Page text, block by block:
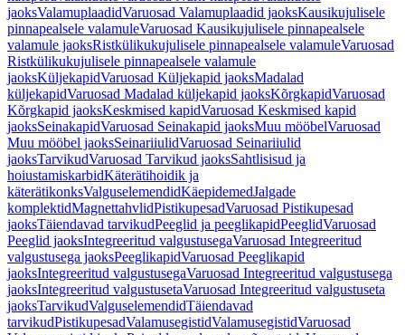
jaoksValamuplaadidVaruosad Valamuplaadid jaoksKausikujulisele
pinnapealsele valamuleVaruosad Kausikujulisele pinnapealsele
valamule jaoksRistkülikukujulisele pinnapealsele valamuleVaruosad
Ristkülikukujulisele pinnapealsele valamule
jaoksKüljekapidVaruosad Küljekapid jaoksMadalad
küljekapidVaruosad Madalad küljekapid jaoksKõrgkapidVaruosad
Kõrgkapid jaoksKeskmised kapidVaruosad Keskmised kapid
jaoksSeinakapidVaruosad Seinakapid jaoksMuu mööbelVaruosad
Muu mööbel jaoksSeinariiulidVaruosad Seinariiulid
jaoksTarvikudVaruosad Tarvikud jaoksSahtlisisud ja
hoiustamiskarbidKäterätihoidik ja
käterätikonksValguselemendidKäepidemedJalgade
komplektidMagnettahvlidPistikupesadVaruosad Pistikupesad
jaoksTäiendavad tarvikudPeeglid ja peeglikapidPeeglidVaruosad
Peeglid jaoksIntegreeritud valgustusegaVaruosad Integreeritud
valgustusega jaoksPeeglikapidVaruosad Peeglikapid
jaoksIntegreeritud valgustusegaVaruosad Integreeritud valgustusega
jaoksIntegreeritud valgustusetaVaruosad Integreeritud valgustuseta
jaoksTarvikudValguselemendidTäiendavad
tarvikudPistikupesadValamusegistidValamusegistidVaruosad